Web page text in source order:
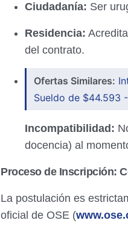
Ciudadanía: Ser
Residencia:
del contrato.
Ofertas Similares:
Sueldo de $44.593
Incompatibilidad:
docencia) al
Proceso de Inscripción:
La postulación es
oficial de OSE (